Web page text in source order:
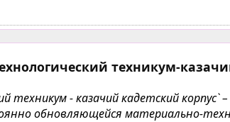
техникум-
техникум - казачий кадетский
обновляющейся материально-